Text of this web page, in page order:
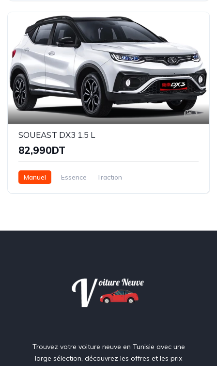
1
SOUEAST DX3 1.5 L
82,990DT
Manuel Essence Traction
Trouvez votre voiture neuve en Tunisie avec une
large sélection, découvrez les offres et les prix